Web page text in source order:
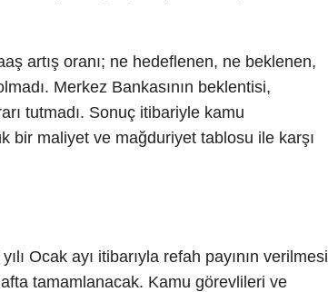
artış oranı; ne hedeflenen, ne beklenen,
Merkez Bankasının beklentisi,
tutmadı. Sonuç itibariyle kamu
bir maliyet ve mağduriyet tablosu ile karşı
Ocak ayı itibarıyla refah payının verilmesi
tamamlanacak. Kamu görevlileri ve